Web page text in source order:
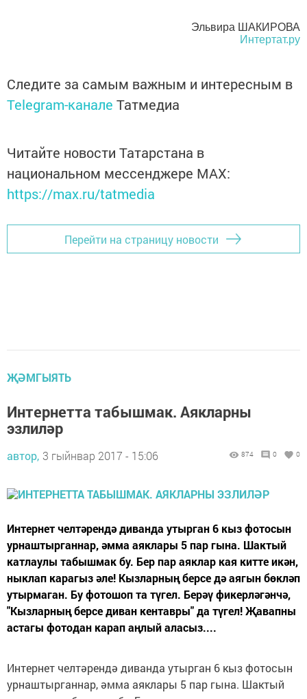
Эльвира ШАКИРОВА
Интертат.ру
Следите за самым важным и интересным в
Telegram-канале Татмедиа
Читайте новости Татарстана в
национальном мессенджере MАХ:
https://max.ru/tatmedia
Перейти на страницу новости
ҖӘМГЫЯТЬ
Интернетта табышмак. Аякларны
эзлиләр
автор, 3 гыйнвар 2017 - 15:06 874 0 0
Интернет челтәрендә диванда утырган 6 кыз фотосын
урнаштырганнар, әмма аяклары 5 пар гына. Шактый
катлаулы табышмак бу. Бер пар аяклар кая китте икән,
ныклап карагыз әле! Кызларның берсе дә аягын бөкләп
утырмаган. Бу фотошоп та түгел. Берәү фикерләгәнчә,
"Кызларның берсе диван кентавры" да түгел! Җавапны
астагы фотодан карап аңлый аласыз....
Интернет челтәрендә диванда утырган 6 кыз фотосын
урнаштырганнар, әмма аяклары 5 пар гына. Шактый